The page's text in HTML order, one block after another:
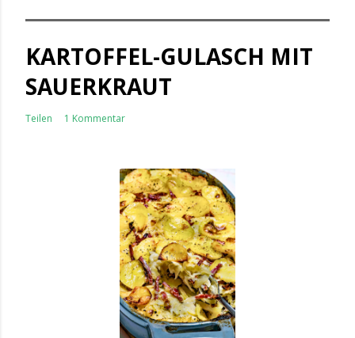
KARTOFFEL-GULASCH MIT
SAUERKRAUT
Teilen 1 Kommentar